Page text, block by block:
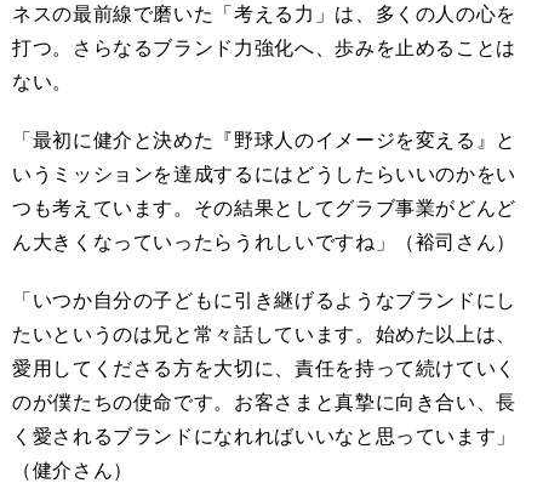
ネスの最前線で磨いた「考える力」は、多くの人の心を
打つ。さらなるブランド力強化へ、歩みを止めることは
ない。
「最初に健介と決めた『野球人のイメージを変える』と
いうミッションを達成するにはどうしたらいいのかをい
つも考えています。その結果としてグラブ事業がどんど
ん大きくなっていったらうれしいですね」（裕司さん）
「いつか自分の子どもに引き継げるようなブランドにし
たいというのは兄と常々話しています。始めた以上は、
愛用してくださる方を大切に、責任を持って続けていく
のが僕たちの使命です。お客さまと真摯に向き合い、長
く愛されるブランドになれればいいなと思っています」
（健介さん）